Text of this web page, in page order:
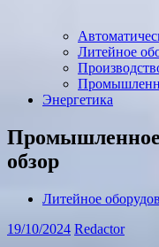
Литейное
Энергетика
Промышленное
обзор
Литейное
19/10/2024 Redactor